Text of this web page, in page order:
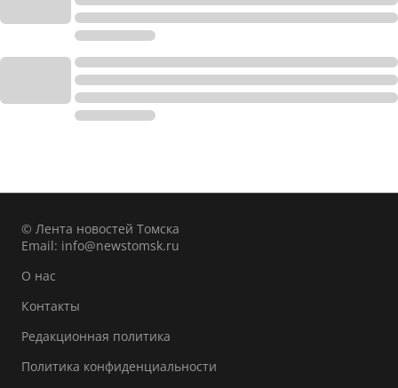
© Лента новостей Томска
Email: info@newstomsk.ru
О нас
Контакты
Редакционная политика
Политика конфиденциальности